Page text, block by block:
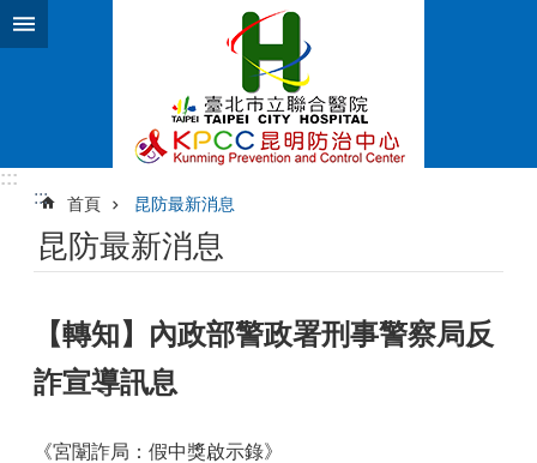
跳到主要內容區塊
:::
:::
首頁 昆防最新消息
昆防最新消息
【轉知】內政部警政署刑事警察局反
詐宣導訊息
《宮闈詐局：假中獎啟示錄》